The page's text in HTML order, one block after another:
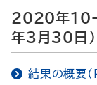
2020年10-
年3月30日）
結果の概要